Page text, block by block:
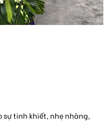
sự tinh khiết, nhẹ nhàng,